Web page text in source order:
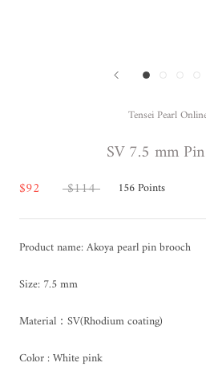
Tensei Pearl
SV 7.5 mm
$92 $114 156Points
Product name: Akoya pearl pin brooch
Size: 7.5 mm
Material：SV(Rhodium coating)
Color : White pink